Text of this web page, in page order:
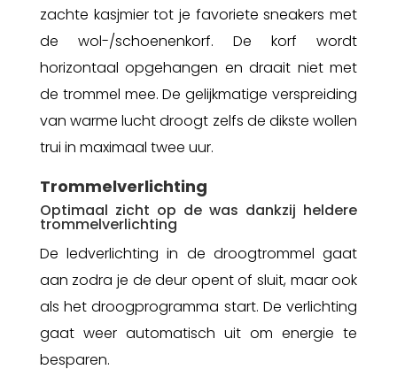
zachte kasjmier tot je favoriete sneakers met
de wol-/schoenenkorf. De korf wordt
horizontaal opgehangen en draait niet met
de trommel mee. De gelijkmatige verspreiding
van warme lucht droogt zelfs de dikste wollen
trui in maximaal twee uur.
Trommelverlichting
Optimaal zicht op de was dankzij heldere
trommelverlichting
De ledverlichting in de droogtrommel gaat
aan zodra je de deur opent of sluit, maar ook
als het droogprogramma start. De verlichting
gaat weer automatisch uit om energie te
besparen.